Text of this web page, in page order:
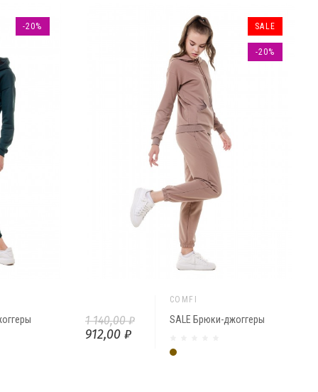
-20%
COMFI
SALE Брюки-джоггеры
1 140,00 ₽
912,00 ₽
SALE
-20%
Какао